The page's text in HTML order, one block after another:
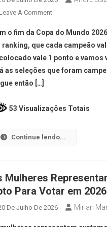
A Comment
o fim da Copa do Mundo
ranking, que cada campeão
vale 1 ponto e vamos
as seleções que foram
então […]
53 Visualizações Totais
Continue lendo...
Mulheres
Para Votar em
De Julho De 2026 Mirian